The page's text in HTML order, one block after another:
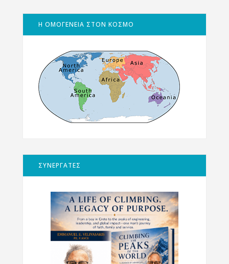
Η ΟΜΟΓΕΝΕΙΑ ΣΤΟΝ ΚΟΣΜΟ
ΣΥΝΕΡΓΑΤΕΣ